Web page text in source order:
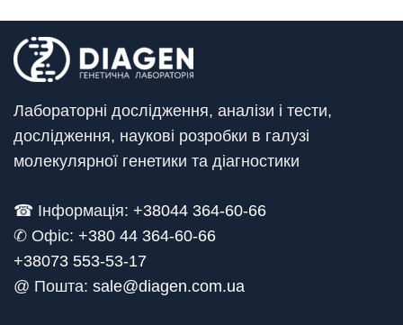
Лабораторні дослідження, аналізи і тести,
дослідження, наукові розробки в галузі
молекулярної генетики та діагностики
☎ Інформація: +38044 364-60-66
✆ Офіс: +380 44 364-60-66
+38073 553-53-17
@ Пошта: sale@diagen.com.ua